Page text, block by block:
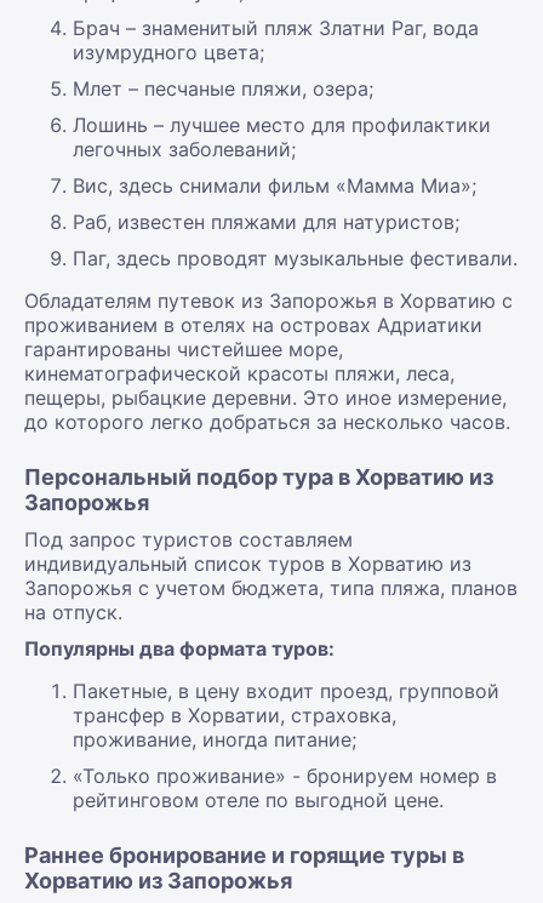
Брач – знаменитый пляж Златни Раг, вода
изумрудного цвета;
Млет – песчаные пляжи, озера;
Лошинь – лучшее место для профилактики
легочных заболеваний;
Вис, здесь снимали фильм «Мамма Миа»;
Раб, известен пляжами для натуристов;
Паг, здесь проводят музыкальные фестивали.
Обладателям путевок из Запорожья в Хорватию с
проживанием в отелях на островах Адриатики
гарантированы чистейшее море,
кинематографической красоты пляжи, леса,
пещеры, рыбацкие деревни. Это иное измерение,
до которого легко добраться за несколько часов.
Персональный подбор тура в Хорватию из
Запорожья
Под запрос туристов составляем
индивидуальный список туров в Хорватию из
Запорожья с учетом бюджета, типа пляжа, планов
на отпуск.
Популярны два формата туров:
Пакетные, в цену входит проезд, групповой
трансфер в Хорватии, страховка,
проживание, иногда питание;
«Только проживание» - бронируем номер в
рейтинговом отеле по выгодной цене.
Раннее бронирование и горящие туры в
Хорватию из Запорожья